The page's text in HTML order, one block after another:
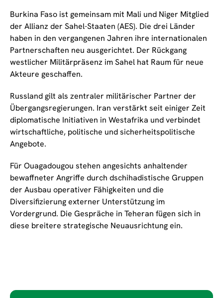
Burkina Faso ist gemeinsam mit Mali und Niger Mitglied
der Allianz der Sahel-Staaten (AES). Die drei Länder
haben in den vergangenen Jahren ihre internationalen
Partnerschaften neu ausgerichtet. Der Rückgang
westlicher Militärpräsenz im Sahel hat Raum für neue
Akteure geschaffen.
Russland gilt als zentraler militärischer Partner der
Übergangsregierungen. Iran verstärkt seit einiger Zeit
diplomatische Initiativen in Westafrika und verbindet
wirtschaftliche, politische und sicherheitspolitische
Angebote.
Für Ouagadougou stehen angesichts anhaltender
bewaffneter Angriffe durch dschihadistische Gruppen
der Ausbau operativer Fähigkeiten und die
Diversifizierung externer Unterstützung im
Vordergrund. Die Gespräche in Teheran fügen sich in
diese breitere strategische Neuausrichtung ein.